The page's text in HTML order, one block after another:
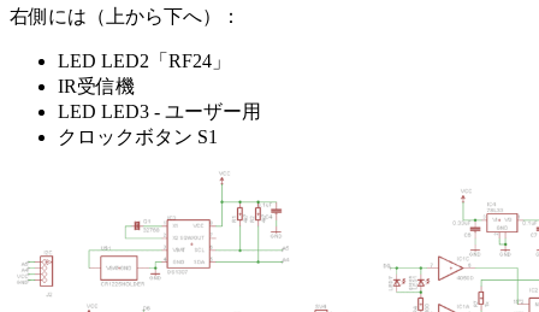
右側には（上から下へ）：
LED LED2「RF24」
IR受信機
LED LED3 - ユーザー用
クロックボタン S1